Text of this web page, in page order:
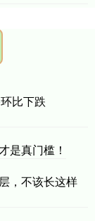
比下跌
是真门槛！
，不该长这样